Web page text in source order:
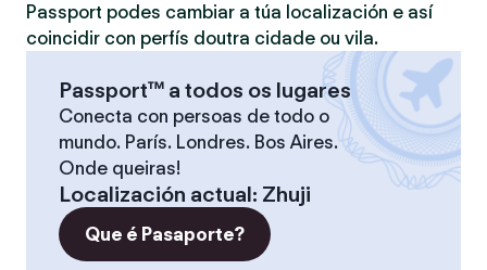
Passport podes cambiar a túa localización e así
coincidir con perfís doutra cidade ou vila.
Passport™ a todos os lugares
Conecta con persoas de todo o
mundo. París. Londres. Bos Aires.
Onde queiras!
Localización actual: Zhuji
Que é Pasaporte?